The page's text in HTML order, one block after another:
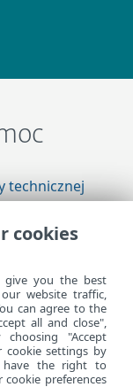
technicznej
cookies
give you the best
website traffic,
can agree to the
all and close",
"Accept
cookie settings by
have the right to
preferences